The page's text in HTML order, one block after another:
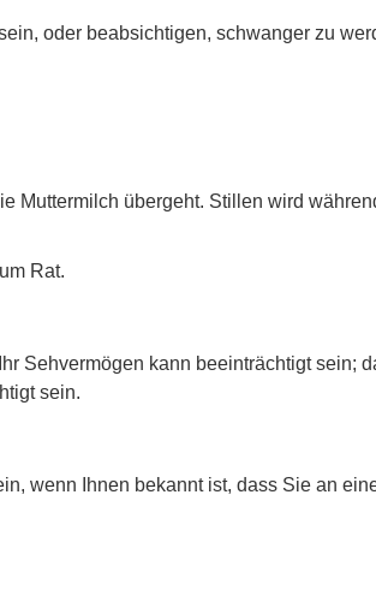
oder beabsichtigen, schwanger zu
Muttermilch übergeht. Stillen wird
Rat.
Sehvermögen kann beeinträchtigt sein;
sein.
wenn Ihnen bekannt ist, dass Sie an